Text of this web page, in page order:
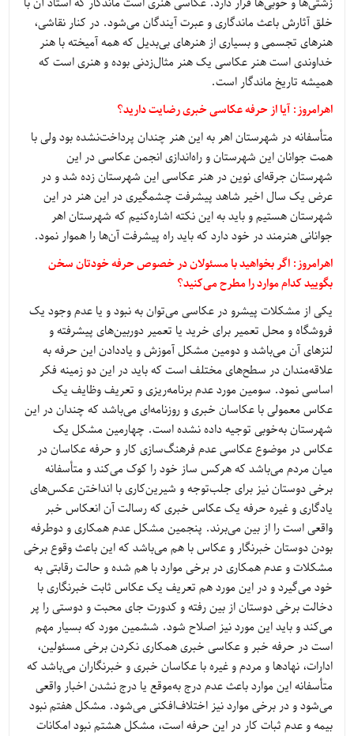
خلق آثارش باعث ماندگاری و عبرت آیندگان می‌شود. در کنار نقاشی،
هنرهای تجسمی و بسیاری از هنرهای بی‌بدیل که همه آمیخته با هنر
خداوندی است هنر عکاسی یک هنر مثال‌زدنی بوده و هنری است که
همیشه تاریخ ماندگار است.
اهرامروز: آیا از حرفه عکاسی خبری رضایت دارید؟
متأسفانه در شهرستان اهر به این هنر چندان پرداخت‌نشده بود ولی با
همت جوانان این شهرستان و راه‌اندازی انجمن عکاسی در این
شهرستان جرقه‌ای نوین در هنر عکاسی این شهرستان زده شد و در
عرض یک سال اخیر شاهد پیشرفت چشمگیری در این هنر در این
شهرستان هستیم و باید به این نکته اشاره‌کنیم که شهرستان اهر
جوانانی هنرمند در خود دارد که باید راه پیشرفت آن‌ها را هموار نمود.
اهرامروز: اگر بخواهید با مسئولان در خصوص حرفه خودتان سخن
بگویید کدام موارد را مطرح می‌کنید؟
یکی از مشکلات پیشرو در عکاسی می‌توان به نبود و یا عدم وجود یک
فروشگاه و محل تعمیر برای خرید یا تعمیر دوربین‌های پیشرفته و
لنزهای آن می‌باشد و دومین مشکل آموزش و یاددادن این حرفه به
علاقه‌مندان در سطح‌های مختلف است که باید در این دو زمینه فکر
اساسی نمود. سومین مورد عدم برنامه‌ریزی و تعریف وظایف یک
عکاس معمولی با عکاسان خبری و روزنامه‌ای می‌باشد که چندان در این
شهرستان به‌خوبی توجیه داده نشده است. چهارمین مشکل یک
عکاس در موضوع عکاسی عدم فرهنگ‌سازی کار و حرفه عکاسان در
میان مردم می‌باشد که هرکس ساز خود را کوک می‌کند و متأسفانه
برخی دوستان نیز برای جلب‌توجه و شیرین‌کاری با انداختن عکس‌های
یادگاری و غیره حرفه یک عکاس خبری که رسالت آن انعکاس خبر
واقعی است را از بین می‌برند. پنجمین مشکل عدم همکاری و دوطرفه
بودن دوستان خبرنگار و عکاس با هم می‌باشد که این باعث وقوع برخی
مشکلات و عدم همکاری در برخی موارد با هم شده و حالت رقابتی به
خود می‌گیرد و در این مورد هم تعریف یک عکاس ثابت خبرنگاری با
دخالت برخی دوستان از بین رفته و کدورت جای محبت و دوستی را پر
می‌کند و باید این مورد نیز اصلاح شود. ششمین مورد که بسیار مهم
است در حرفه خبر و عکاسی خبری همکاری نکردن برخی مسئولین،
ادارات، نهادها و مردم و غیره با عکاسان خبری و خبرنگاران می‌باشد که
متأسفانه این موارد باعث عدم درج به‌موقع یا درج نشدن اخبار واقعی
می‌شود و در برخی موارد نیز اختلاف‌افکنی می‌شود. مشکل هفتم نبود
بیمه و عدم ثبات کار در این حرفه است، مشکل هشتم نبود امکانات